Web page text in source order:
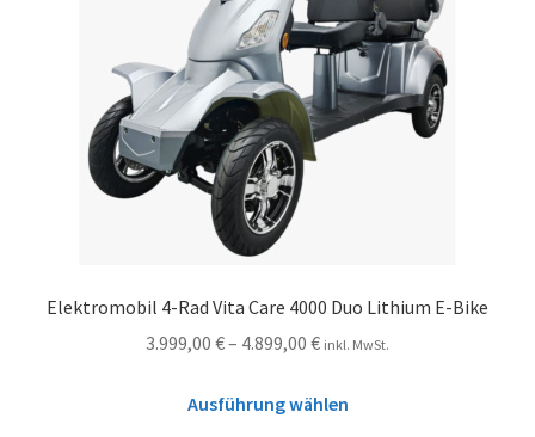
Elektromobil 4-Rad Vita Care 4000 Duo Lithium E-Bike
3.999,00 €– 4.899,00 € inkl. MwSt.
Ausführung wählen